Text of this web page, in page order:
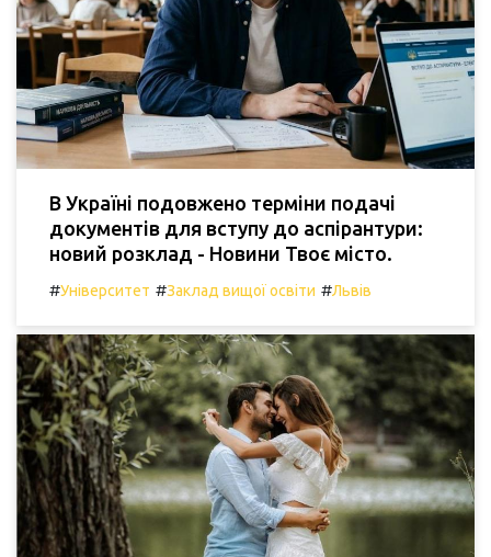
В Україні подовжено терміни подачі
документів для вступу до аспірантури:
новий розклад - Новини Твоє місто.
#Університет #Заклад вищої освіти #Львів